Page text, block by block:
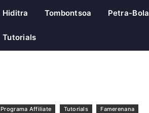
Hiditra Tombontsoa Petra-Bola
Tutorials
Programa Affiliate Tutorials Famerenana